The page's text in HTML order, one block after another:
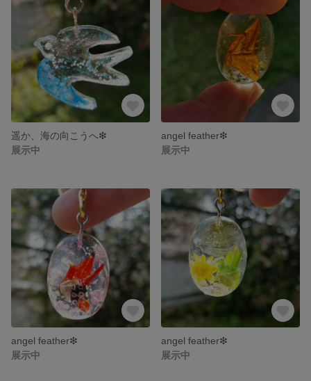
遥か、海の向こうへ❇
展示中
angel feather❇
展示中
angel feather❇
展示中
angel feather❇
展示中